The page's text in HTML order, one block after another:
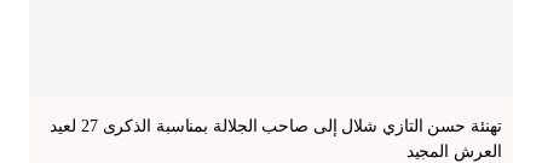
تهنئة حسن التازي شلال إلى صاحب الجلالة بمناسبة الذكرى 27 لعيد
العرش المجيد